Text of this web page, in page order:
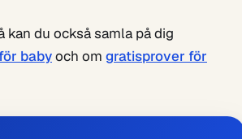
du också samla på dig
babyoch om gratisprover för